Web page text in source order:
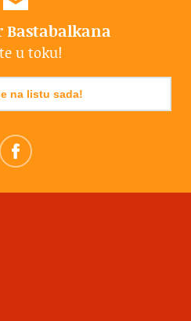
Bastabalkana
u toku!
na listu sada!